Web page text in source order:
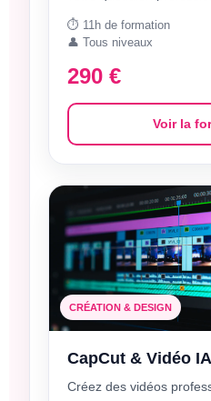
⏱️ 11h de formation
👤 Tous niveaux
290 €
Voir la
CRÉATION & DESIGN
CapCut & Vidéo IA
Créez des vidéos